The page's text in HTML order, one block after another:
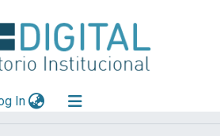
In(current)